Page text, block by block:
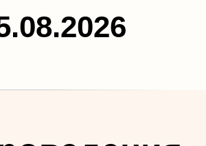
рады видеть